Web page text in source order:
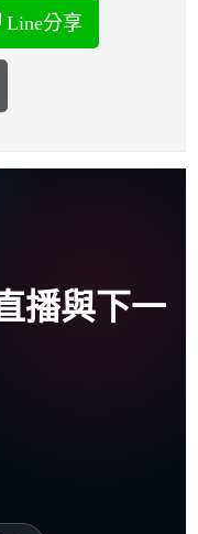
Line分享
播與下一